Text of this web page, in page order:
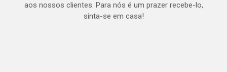
aos nossos clientes. Para nós é um prazer recebe-lo,
sinta-se em casa!